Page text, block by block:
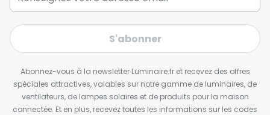
S'abonner
Abonnez-vous à la newsletter Luminaire.fr et recevez des offres
spéciales attractives, valables sur notre gamme de luminaires, de
ventilateurs, de lampes solaires et de produits pour la maison
connectée. Et en plus, recevez toutes les informations sur les codes